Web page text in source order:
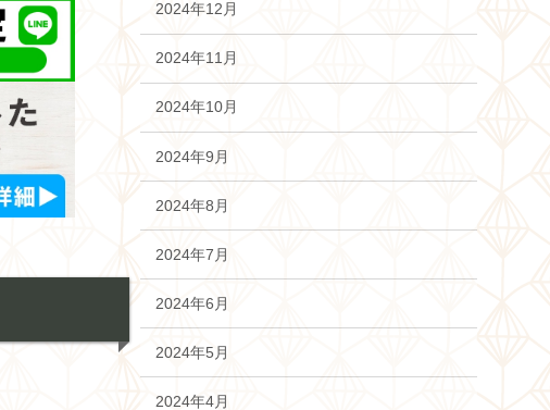
2024年12月
2024年11月
2024年10月
2024年9月
2024年8月
2024年7月
2024年6月
2024年5月
2024年4月